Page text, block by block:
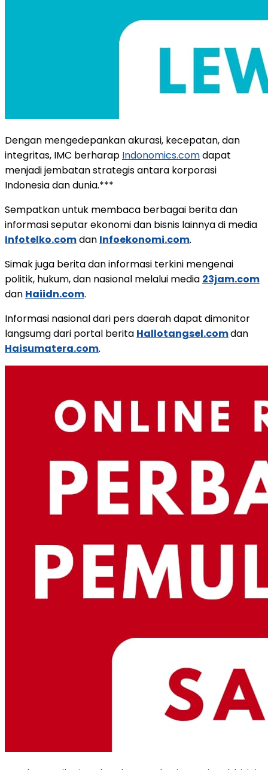
Dengan mengedepankan akurasi, kecepatan, dan
integritas, IMC berharap Indonomics.comdapat
menjadi jembatan strategis antara korporasi
Indonesia dan dunia.***
Sempatkan untuk membaca berbagai berita dan
informasi seputar ekonomi dan bisnis lainnya di media
Infotelko.comdan Infoekonomi.com.
Simak juga berita dan informasi terkini mengenai
politik, hukum, dan nasional melalui media 23jam.com
dan Haiidn.com.
Informasi nasional dari pers daerah dapat dimonitor
langsumg dari portal berita Hallotangsel.comdan
Haisumatera.com.